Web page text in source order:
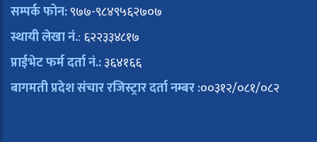
सम्पर्क फोन:९७७-९८४९५६२७०७
स्थायी लेखा नं.: ६२२३३४८१७
प्राईभेट फर्म दर्ता नं.:३६४१६६
बागमती प्रदेश संचार रजिस्ट्रार दर्ता नम्बर :००३१२/०८१/०८२